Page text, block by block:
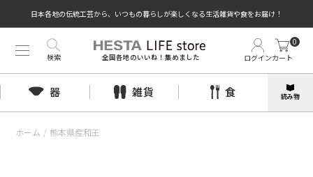
日本各地の伝統工芸から、いつもの暮らしが楽しくなる生活雑貨や食をお届け！
全国各地のいいね！集めました ログインカート
0
検索
器 雑貨 食 読み物
ホーム / 熊本県産和王